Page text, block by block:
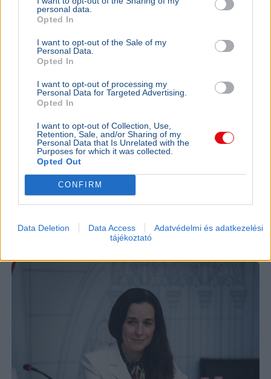
personal data.
Opted In
I want to opt-out of the Sale of my
Personal Data.
Opted In
I want to opt-out of processing my
Personal Data for Targeted Advertising.
Opted In
I want to opt-out of Collection, Use,
Retention, Sale, and/or Sharing of my
Personal Data that Is Unrelated with the
Purposes for which it was collected.
Opted Out
CONFIRM
Data Deletion Data Access
Adatvédelmi és adatkezelési
tájékoztató
Rendőrség Pósfai Gábor
Pósfai Gábor belügyminiszter szerint közel 900 egykori
rendőr jelezte, hogy visszatérne, a teljes bértáblát pedig
átalakítják.Bővebben...
Orbán Anita szerint súlyos hibát követett el